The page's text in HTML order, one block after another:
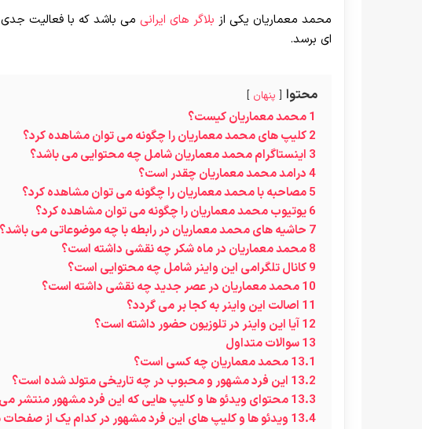
محمد معماریان یکی از بلاگر های ایرانی می باشد که با فعالیت جدی
ای برسد.
محتوا پنهان
1محمد معماریان کیست؟
2کلیپ های محمد معماریان را چگونه می توان مشاهده کرد؟
3 اینستاگرام محمد معماریان شامل چه محتوایی می باشد؟
4درامد محمد معماریان چقدر است؟
5مصاحبه با محمد معماریان را چگونه می توان مشاهده کرد؟
6یوتیوب محمد معماریان را چگونه می توان مشاهده کرد؟
7 حاشیه های محمد معماریان در رابطه با چه موضوعاتی می باشد؟
8محمد معماریان در ماه شکر چه نقشی داشته است؟
9کانال تلگرامی این واینر شامل چه محتوایی است؟
10محمد معماریان در عصر جدید چه نقشی داشته است؟
11 اصالت این واینر به کجا بر می گردد؟
12آیا این واینر در تلوزیون حضور داشته است؟
13سوالات متداول
13.1محمد معماریان چه کسی است؟
13.2 این فرد مشهور و محبوب در چه تاریخی متولد شده است؟
13.3محتوای ویدئو ها و کلیپ هایی که این فرد مشهور منتشر
13.4 ویدئو ها و کلیپ های این فرد مشهور در کدام یک از